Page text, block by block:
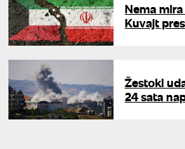
Nema
Kuvajt
Žestoki
24 sata